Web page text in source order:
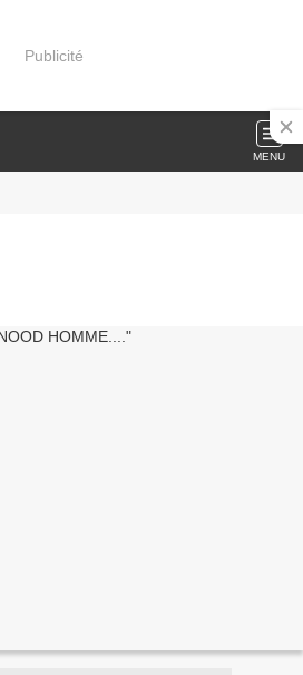
Publicité
MENU